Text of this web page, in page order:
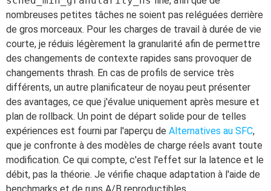
nombreuses petites tâches ne soient pas reléguées derrière
de gros morceaux. Pour les charges de travail à durée de vie
courte, je réduis légèrement la granularité afin de permettre
des changements de contexte rapides sans provoquer de
changements thrash. En cas de profils de service très
différents, un autre planificateur de noyau peut présenter
des avantages, ce que j'évalue uniquement après mesure et
plan de rollback. Un point de départ solide pour de telles
expériences est fourni par l'aperçu de Alternatives au SFC,
que je confronte à des modèles de charge réels avant toute
modification. Ce qui compte, c'est l'effet sur la latence et le
débit, pas la théorie. Je vérifie chaque adaptation à l'aide de